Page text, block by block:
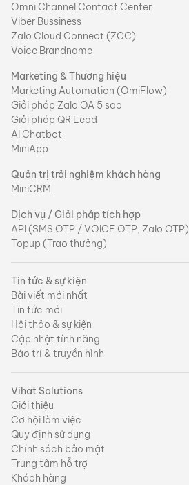
Omni Channel Contact Center
Viber Bussiness
Zalo Cloud Connect (ZCC)
Voice Brandname
Marketing & Thương hiệu
Marketing Automation (OmiFlow)
Giải pháp Zalo OA 5 sao
Giải pháp QR Lead
AI Chatbot
MiniApp
Quản trị trải nghiệm khách hàng
MiniCRM
Dịch vụ / Giải pháp tích hợp
API (SMS OTP / VOICE OTP, Zalo OTP)
Topup (Trao thưởng)
Tin tức & sự kiện
Bài viết mới nhất
Tin tức mới
Hội thảo & sự kiện
Cập nhật tính năng
Báo trí & truyền hình
Vihat Solutions
Giới thiệu
Cơ hội làm việc
Quy định sử dụng
Chính sách bảo mật
Trung tâm hỗ trợ
Khách hàng